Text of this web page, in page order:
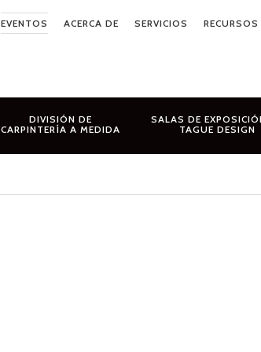
EVENTOS ACERCA DE SERVICIOS RECURSOS
DIVISIÓN DE
CARPINTERÍA A MEDIDA
SALAS DE
TAGUE DESIGN